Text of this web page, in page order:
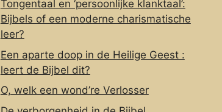
Tongentaal en ‘persoonlijke klanktaal’:
Bijbels of een moderne charismatische
leer?
Een aparte doop in de Heilige Geest :
leert de Bijbel dit?
O, welk een wond’re Verlosser